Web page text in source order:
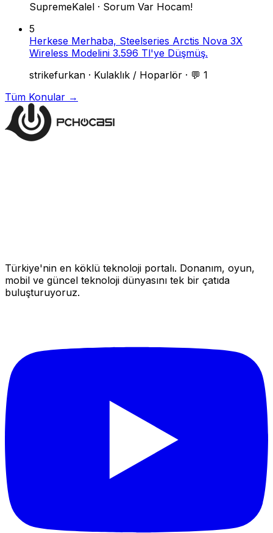
SupremeKalel · Sorum Var Hocam!
5
Herkese Merhaba, Steelseries Arctis Nova 3X
Wireless Modelini 3.596 Tl'ye Düşmüş.
strikefurkan · Kulaklık / Hoparlör · 💬 1
Tüm Konular →
Türkiye'nin en köklü teknoloji portalı. Donanım, oyun,
mobil ve güncel teknoloji dünyasını tek bir çatıda
buluşturuyoruz.